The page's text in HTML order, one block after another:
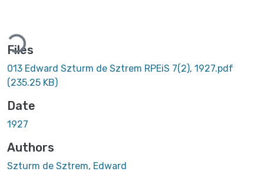
Files
013 Edward Szturm de Sztrem RPEiS 7(2), 1927.pdf
(235.25 KB)
Date
1927
Authors
Szturm de Sztrem, Edward